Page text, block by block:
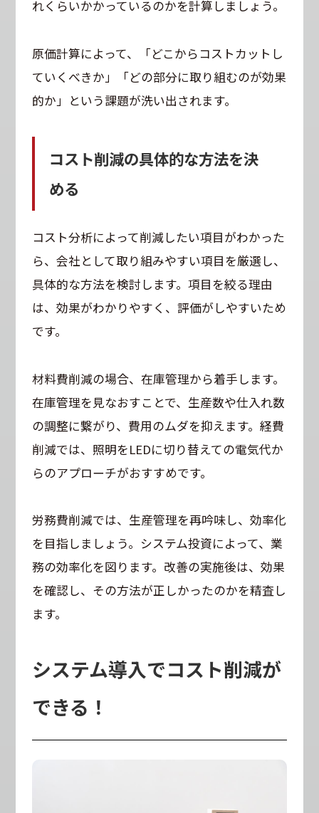
れくらいかかっているのかを計算しましょう。
原価計算によって、「どこからコストカットし
ていくべきか」「どの部分に取り組むのが効果
的か」という課題が洗い出されます。
コスト削減の具体的な方法を決
める
コスト分析によって削減したい項目がわかった
ら、会社として取り組みやすい項目を厳選し、
具体的な方法を検討します。項目を絞る理由
は、効果がわかりやすく、評価がしやすいため
です。
材料費削減の場合、在庫管理から着手します。
在庫管理を見なおすことで、生産数や仕入れ数
の調整に繋がり、費用のムダを抑えます。経費
削減では、照明をLEDに切り替えての電気代か
らのアプローチがおすすめです。
労務費削減では、生産管理を再吟味し、効率化
を目指しましょう。システム投資によって、業
務の効率化を図ります。改善の実施後は、効果
を確認し、その方法が正しかったのかを精査し
ます。
システム導入でコスト削減が
できる！